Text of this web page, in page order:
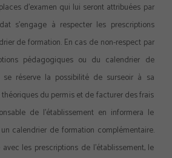
d’examen qui lui seront attribuées par
s’engage à respecter les prescriptions
de formation. En cas de non-respect par
pédagogiques ou du calendrier de
se réserve la possibilité de surseoir à sa
du permis et de facturer des frais
de l’établissement en informera le
calendrier de formation complémentaire.
les prescriptions de l’établissement, le